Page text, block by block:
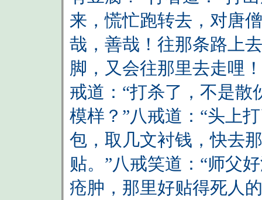
来，慌忙跑转去，对唐
哉，善哉！往那条路上
脚，又会往那里去走哩
戒道：“打杀了，不是散
模样？”八戒道：“头上
包，取几文衬钱，快去
贴。”八戒笑道：“师父
疮肿，那里好贴得死人